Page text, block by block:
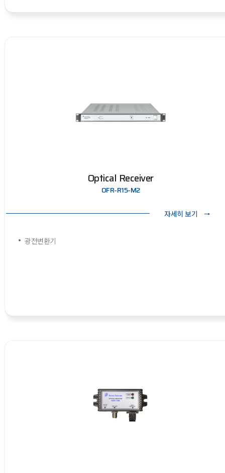
Optical Receiver
OFR-R15-M2
자세히 보기
광전변환기